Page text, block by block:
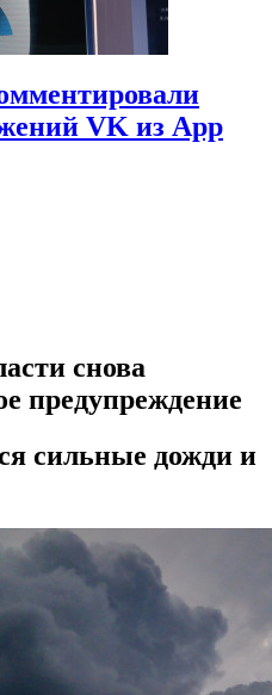
VK из App
снова
предупреждение
сильные дожди и